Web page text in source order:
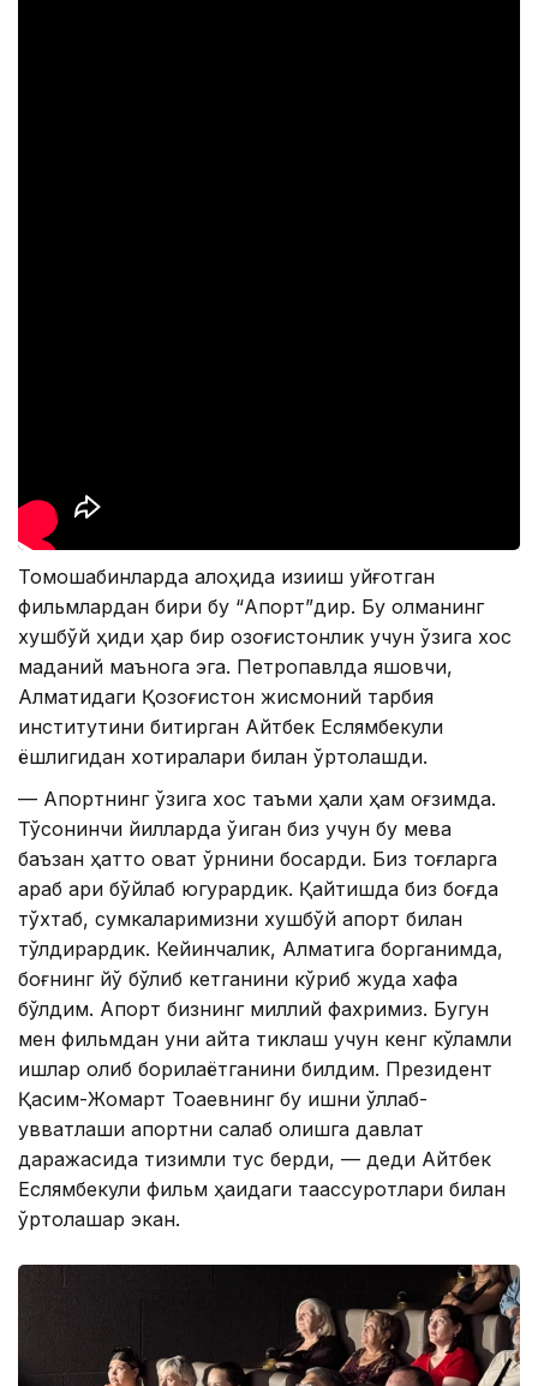
Томошабинларда алоҳида қизиқиш уйғотган
фильмлардан бири бу “Апорт”дир. Бу олманинг
хушбўй ҳиди ҳар бир қозоғистонлик учун ўзига хос
маданий маънога эга. Петропавлда яшовчи,
Алматидаги Қозоғистон жисмоний тарбия
институтини битирган Айтбек Еслямбекули
ёшлигидан хотиралари билан ўртоқлашди.
— Апортнинг ўзига хос таъми ҳали ҳам оғзимда.
Тўқсонинчи йилларда ўқиган биз учун бу мева
баъзан ҳатто овқат ўрнини босарди. Биз тоғларга
қараб ариқ бўйлаб югурардик. Қайтишда биз боғда
тўхтаб, сумкаларимизни хушбўй апорт билан
тўлдирардик. Кейинчалик, Алматига борганимда,
боғнинг йўқ бўлиб кетганини кўриб жуда хафа
бўлдим. Апорт бизнинг миллий фахримиз. Бугун
мен фильмдан уни қайта тиклаш учун кенг кўламли
ишлар олиб борилаётганини билдим. Президент
Қасим-Жомарт Тоқаевнинг бу ишни қўллаб-
қувватлаши апортни сақлаб қолишга давлат
даражасида тизимли тус берди, — деди Айтбек
Еслямбекули фильм ҳақидаги таассуротлари билан
ўртоқлашар экан.